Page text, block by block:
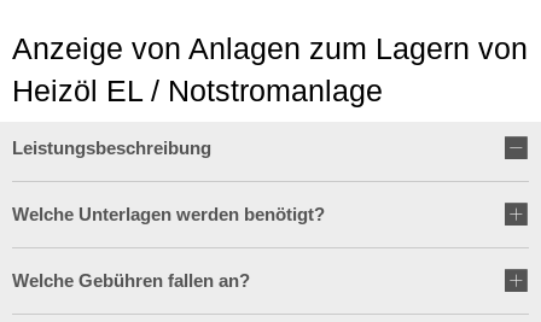
Beauftragte
Ratsinformationssystem
Vergabeverfahren
Jugend und Familie
Soziales und Integration
Gesundheit und
Wirtschaft
Nachrichten
Schulnetzplanung bis 2031
Ausbildung und Studium
Anzeige von Anlagen zum Lagern von
Heizöl EL / Notstromanlage
Leistungsbeschreibung
Welche Unterlagen werden benötigt?
Welche Gebühren fallen an?